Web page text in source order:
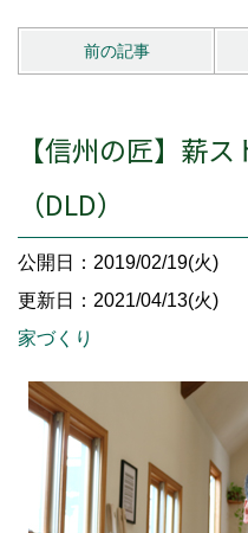
前の記事
【信州の匠】薪
（DLD）
公開日：2019/02/19(火)
更新日：2021/04/13(火)
家づくり